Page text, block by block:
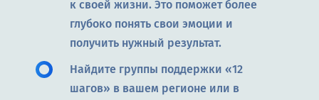
к своей жизни. Это поможет более
глубоко понять свои эмоции и
получить нужный результат.
Найдите группы поддержки «12
шагов» в вашем регионе или в